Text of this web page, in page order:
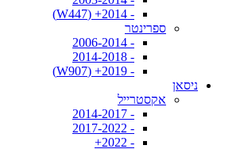
- 2014+ (W447)
ספרינטר
- 2006-2014
- 2014-2018
- 2019+ (W907)
ניסאן
אקסטרייל
- 2014-2017
- 2017-2022
- 2022+